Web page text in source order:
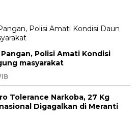
Polisi Amati Kondisi
masyarakat
Tolerance Narkoba, 27 Kg
Digagalkan di Meranti